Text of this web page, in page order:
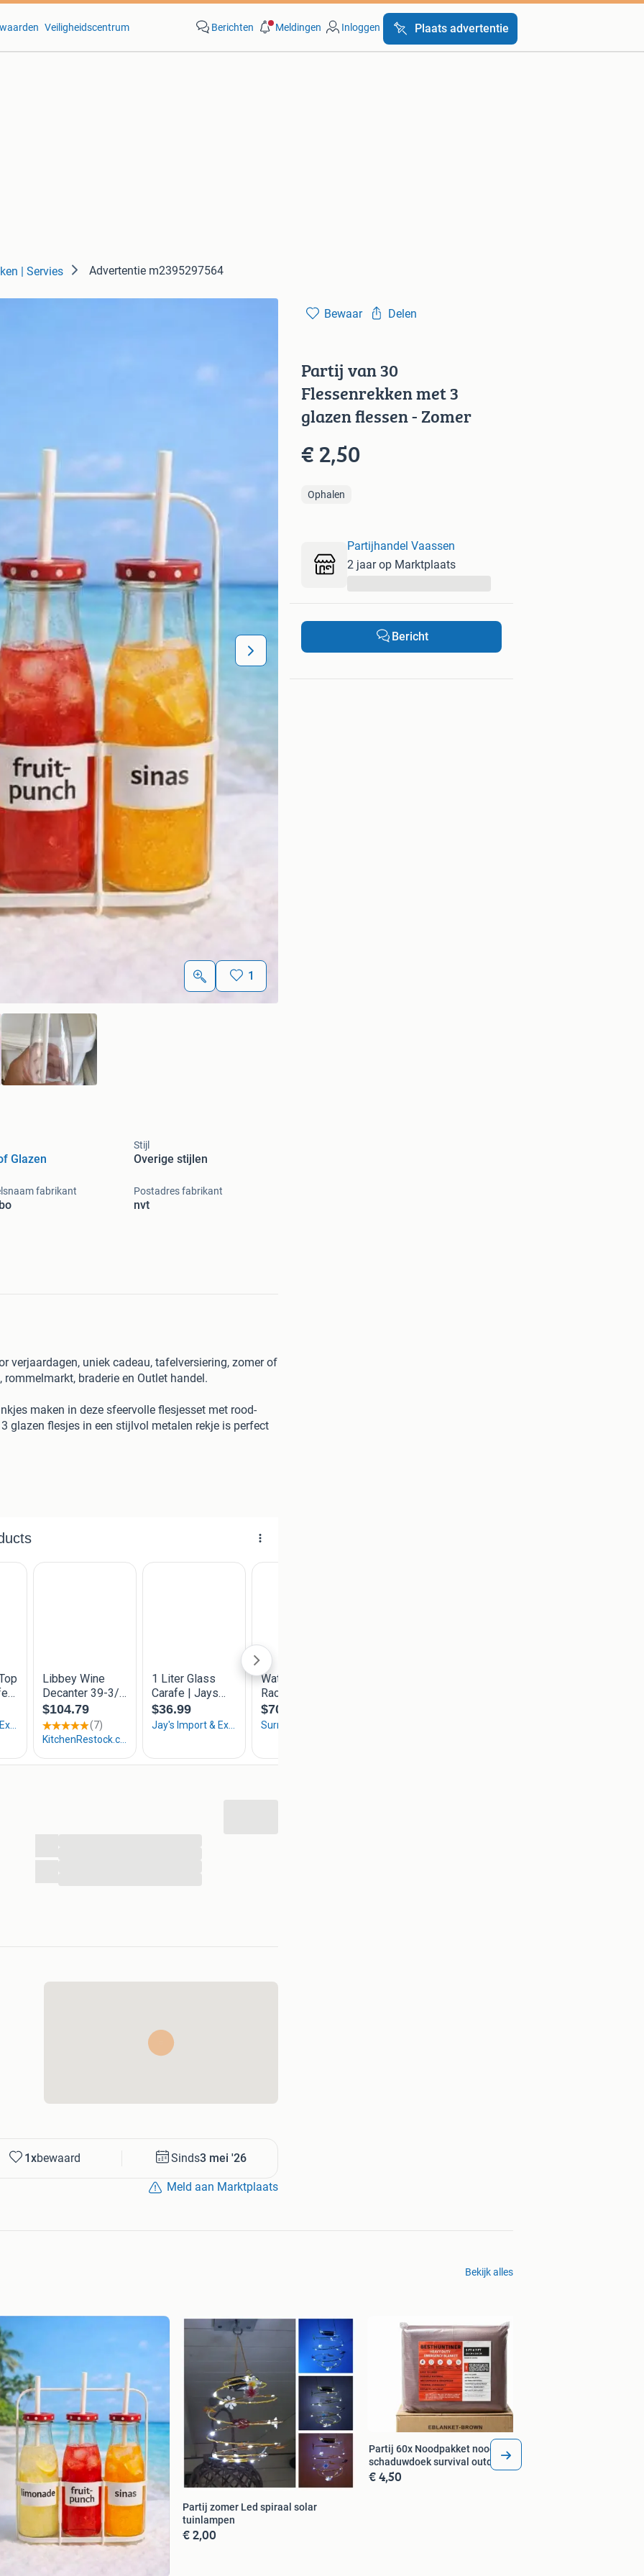
Veiligheidscentrum Berichten Meldingen Inloggen Plaats advertentie
| Servies Advertentie m2395297564
1
Glazen
Stijl
Overige stijlen
fabrikant Postadres fabrikant
nvt
verjaardagen, uniek cadeau, tafelversiering, zomer of
braderie en Outlet handel.
maken in deze sfeervolle flesjesset met rood-
glazen flesjes in een stijlvol metalen rekje is perfect
)
suikersticks en mini marshmallows –
verse sapjes of ijsthee op een zomertafel – fris en
1xbewaard Sinds3 mei '26
Meld aan Marktplaats
Bewaar Delen
Partij van 30
Flessenrekken met 3
glazen flessen - Zomer
€ 2,50
Ophalen
Partijhandel Vaassen
2 jaar op Marktplaats
Bericht
Bekijk alles
Partij zomer Led spiraal solar
tuinlampen
€ 2,00
Partij 60x Noodpakket nooddeken
schaduwdoek survival outdoor
€ 4,50